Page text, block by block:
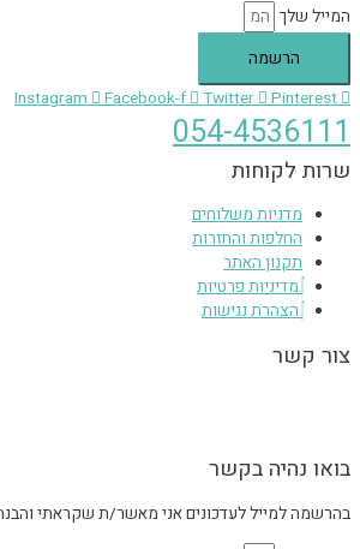
המייל שלך
הרשמה
Instagram
Facebook-f Twitter Pinterest
054-4536111
שרות לקוחות
מדניות משלוחים
החלפות והחזרות
תקנון האתר
מדיניות פרטיות
הצהרת נגישות
צור קשר
בואו נהיה בקשר
בהרשמה למייל לעדכונים אני מאשר/ת שקראתי